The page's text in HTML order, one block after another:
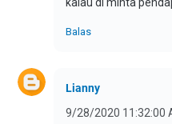
Balas
Lianny
9/28/2020 11:32:00